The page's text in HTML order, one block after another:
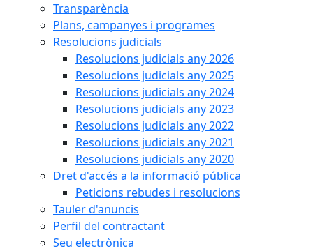
Transparència
Plans, campanyes i programes
Resolucions judicials
Resolucions judicials any 2026
Resolucions judicials any 2025
Resolucions judicials any 2024
Resolucions judicials any 2023
Resolucions judicials any 2022
Resolucions judicials any 2021
Resolucions judicials any 2020
Dret d'accés a la informació pública
Peticions rebudes i resolucions
Tauler d'anuncis
Perfil del contractant
Seu electrònica